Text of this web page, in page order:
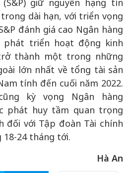
(S&P) giữ nguyên hạng tín
trong dài hạn, với triển vọng
đánh giá cao Ngân hàng
phát triển hoạt động kinh
thành một trong những
lớn nhất về tổng tài sản
tính đến cuối năm 2022.
kỳ vọng Ngân hàng
phát huy tầm quan trọng
đối với Tập đoàn Tài chính
18-24 tháng tới.
Hà An